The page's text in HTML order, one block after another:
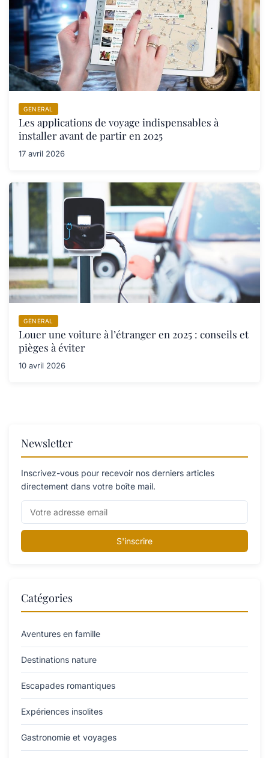
GENERAL
Les applications de voyage indispensables à
installer avant de partir en 2025
17 avril 2026
GENERAL
Louer une voiture à l’étranger en 2025 : conseils et
pièges à éviter
10 avril 2026
Newsletter
Inscrivez-vous pour recevoir nos derniers articles
directement dans votre boîte mail.
S'inscrire
Catégories
Aventures en famille
Destinations nature
Escapades romantiques
Expériences insolites
Gastronomie et voyages